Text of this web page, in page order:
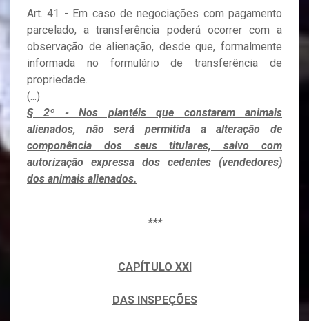
Art. 41 - Em caso de negociações com pagamento
parcelado, a transferência poderá ocorrer com a
observação de alienação, desde que, formalmente
informada no formulário de transferência de
propriedade.
(...)
§ 2º - Nos plantéis que constarem animais
alienados, não será permitida a alteração de
componência dos seus titulares, salvo com
autorização expressa dos cedentes (vendedores)
dos animais alienados.
***
CAPÍTULO XXI
DAS INSPEÇÕES